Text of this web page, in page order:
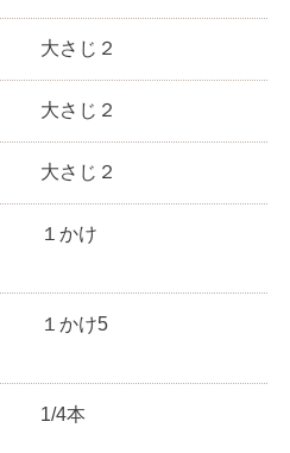
大さじ２
大さじ２
大さじ２
１かけ
１かけ5
1/4本